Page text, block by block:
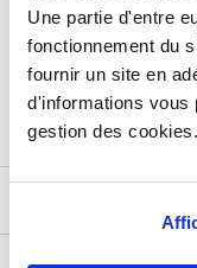
Une partie d'entre
fonctionnement du
fournir un site en
d'informations vous
gestion des cookies.
Retours et
En savoir plus